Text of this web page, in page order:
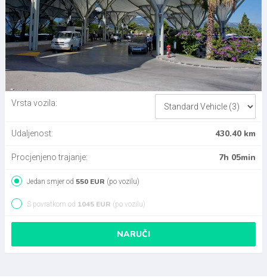
Vrsta vozila:
Udaljenost: 430.40 km
Procjenjeno trajanje: 7h 05min
Jedan smjer od 550 EUR (po vozilu)
S povratkom od 1045 EUR (po vozilu)
NARUČI